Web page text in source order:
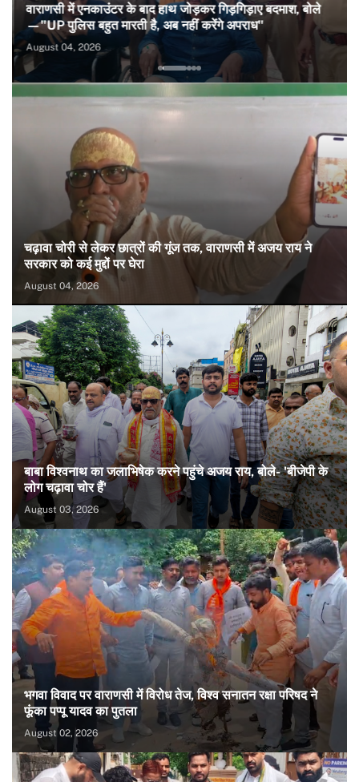
वाराणसी में एनकाउंटर के बाद हाथ जोड़कर गिड़गिड़ाए बदमाश, बोले
—"UP पुलिस बहुत मारती है, अब नहीं करेंगे अपराध"
August 04, 2026
1 2 345
चढ़ावा चोरी से लेकर छात्रों की गूंज तक, वाराणसी में अजय राय ने
सरकार को कई मुद्दों पर घेरा
August 04, 2026
बाबा विश्वनाथ का जलाभिषेक करने पहुंचे अजय राय, बोले- 'बीजेपी के
लोग चढ़ावा चोर हैं'
August 03, 2026
भगवा विवाद पर वाराणसी में विरोध तेज, विश्व सनातन रक्षा परिषद ने
फूंका पप्पू यादव का पुतला
August 02, 2026